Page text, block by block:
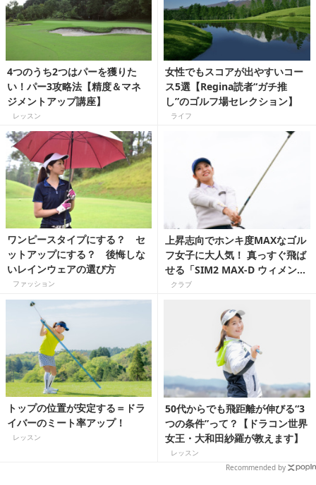
4つのうち2つはパーを獲りた
い！パー3攻略法【精度＆マネ
ジメントアップ講座】
レッスン
女性でもスコアが出やすいコー
ス5選【Regina読者“ガチ推
し”のゴルフ場セレクション】
ライフ
ワンピースタイプにする？ セ
ットアップにする？ 後悔しな
いレインウェアの選び方
ファッション
上昇志向でホンキ度MAXなゴル
フ女子に大人気！ 真っすぐ飛ば
せる「SIM2 MAX-D ウィメンズ
ドライバー」【ギア通女子で行
クラブ
トップの位置が安定する＝ドラ
イバーのミート率アップ！
レッスン
50代からでも飛距離が伸びる“3
つの条件”って？【ドラコン世界
女王・大和田紗羅が教えます】
レッスン
Recommended by